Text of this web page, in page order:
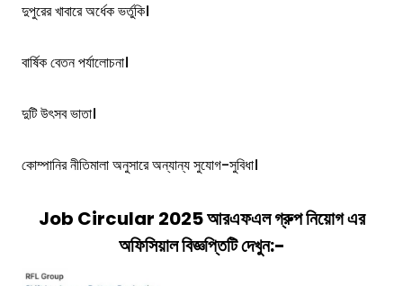
দুপুরের খাবারে অর্ধেক ভর্তুকি।
বার্ষিক বেতন পর্যালোচনা।
দুটি উৎসব ভাতা।
কোম্পানির নীতিমালা অনুসারে অন্যান্য সুযোগ-সুবিধা।
Job Circular 2025আরএফএল গ্রুপনিয়োগএর
অফিসিয়াল বিজ্ঞপ্তিটি দেখুন:-